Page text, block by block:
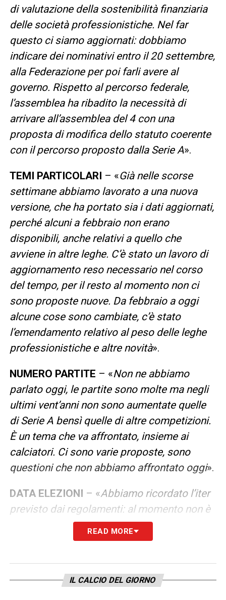
di valutazione della sostenibilità finanziaria
delle società professionistiche. Nel far
questo ci siamo aggiornati: dobbiamo
indicare dei nominativi entro il 20 settembre,
alla Federazione per poi farli avere al
governo. Rispetto al percorso federale,
l’assemblea ha ribadito la necessità di
arrivare all’assemblea del 4 con una
proposta di modifica dello statuto coerente
con il percorso proposto dalla Serie A».
TEMI PARTICOLARI – «Già nelle scorse
settimane abbiamo lavorato a una nuova
versione, che ha portato sia i dati aggiornati,
perché alcuni a febbraio non erano
disponibili, anche relativi a quello che
avviene in altre leghe. C’è stato un lavoro di
aggiornamento reso necessario nel corso
del tempo, per il resto al momento non ci
sono proposte nuove. Da febbraio a oggi
alcune cose sono cambiate, c’è stato
l’emendamento relativo al peso delle leghe
professionistiche e altre novità».
NUMERO PARTITE – «Non ne abbiamo
parlato oggi, le partite sono molte ma negli
ultimi vent’anni non sono aumentate quelle
di Serie A bensì quelle di altre competizioni.
È un tema che va affrontato, insieme ai
calciatori. Ci sono varie proposte, sono
questioni che non abbiamo affrontato oggi».
DATA ELEZIONI – «Abbiamo ricordato l’iter
previsto dai regolamenti: al momento non è
fissata la data dell’elezione del presidente
federale ed è da quella data che poi si
componenti. Si è ribadita la necessità di
arrivare al 4 novembre, poi verrà fissata
READ MORE
IL CALCIO DEL GIORNO